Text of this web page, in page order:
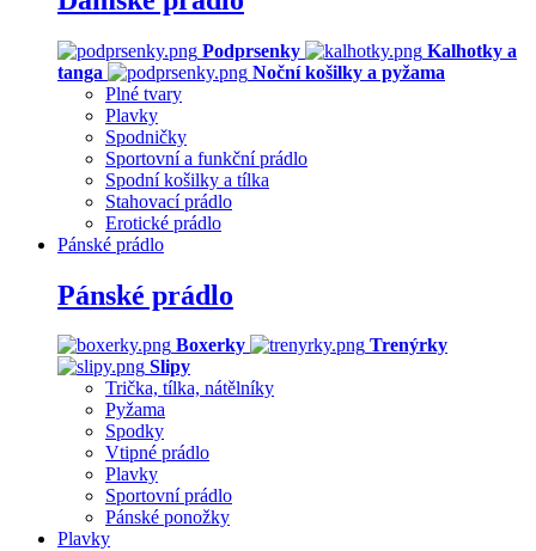
Podprsenky
Kalhotky a
tanga
Noční košilky a pyžama
Plné tvary
Plavky
Spodničky
Sportovní a funkční prádlo
Spodní košilky a tílka
Stahovací prádlo
Erotické prádlo
Pánské prádlo
Pánské prádlo
Boxerky
Trenýrky
Slipy
Trička, tílka, nátělníky
Pyžama
Spodky
Vtipné prádlo
Plavky
Sportovní prádlo
Pánské ponožky
Plavky